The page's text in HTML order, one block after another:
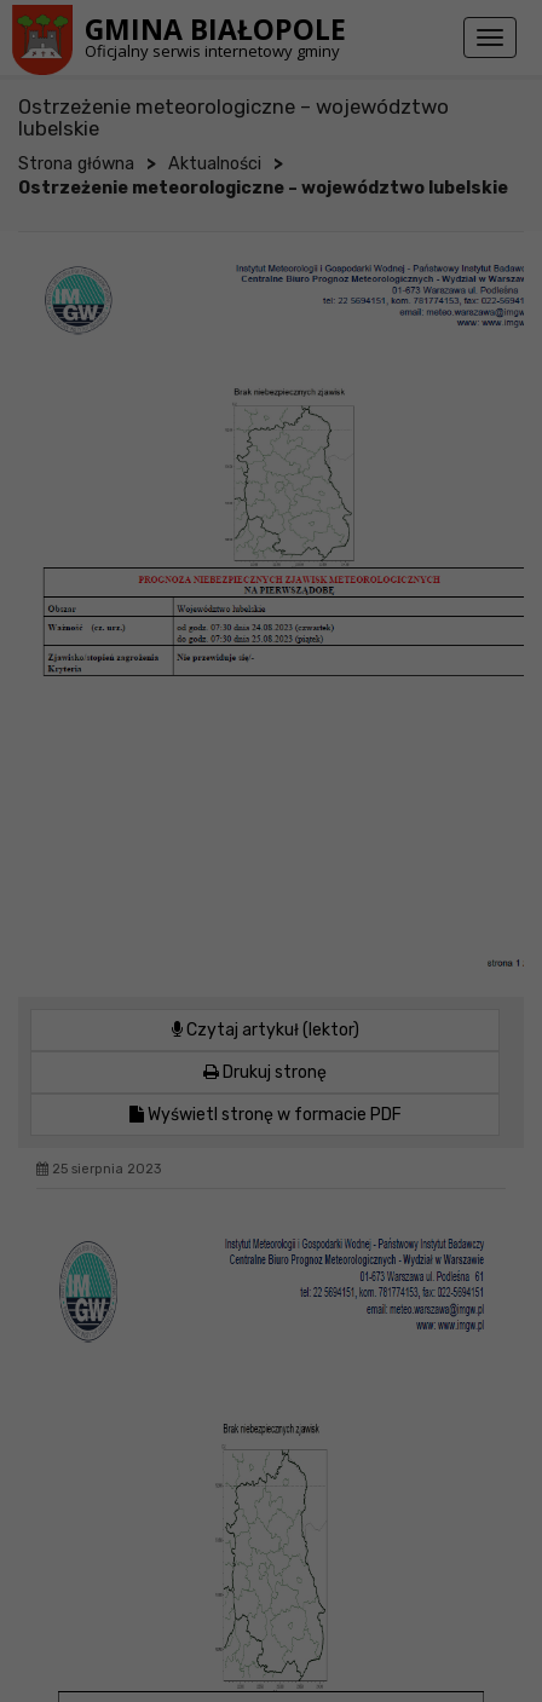
GMINA BIAŁOPOLE
Oficjalny serwis internetowy gminy
Toggle
Ostrzeżenie meteorologiczne – województwo
lubelskie
Strona główna > Aktualności >
Ostrzeżenie meteorologiczne – województwo lubelskie
Czytaj artykuł (lektor)
Drukuj stronę
Wyświetl stronę w formacie PDF
25 sierpnia 2023